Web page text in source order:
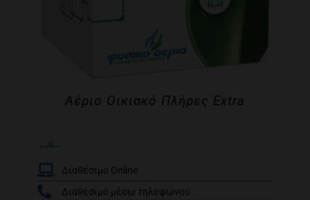
Αέριο Οικιακό Πλήρες Extra
Διαθέσιμο Online
Διαθέσιμο μέσω τηλεφώνου